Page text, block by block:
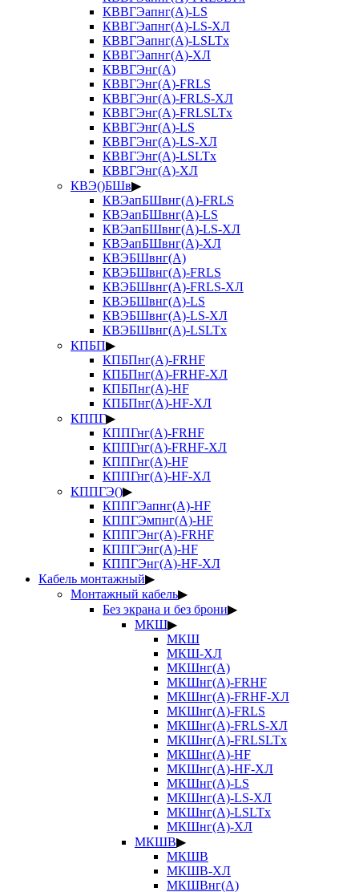
КВВГЭапнг(А)-LS
КВВГЭапнг(А)-LS-ХЛ
КВВГЭапнг(А)-LSLTx
КВВГЭапнг(А)-ХЛ
КВВГЭнг(А)
КВВГЭнг(А)-FRLS
КВВГЭнг(А)-FRLS-ХЛ
КВВГЭнг(А)-FRLSLTx
КВВГЭнг(А)-LS
КВВГЭнг(А)-LS-ХЛ
КВВГЭнг(А)-LSLTx
КВВГЭнг(А)-ХЛ
КВЭ()БШв▶
КВЭапБШвнг(А)-FRLS
КВЭапБШвнг(А)-LS
КВЭапБШвнг(А)-LS-ХЛ
КВЭапБШвнг(А)-ХЛ
КВЭБШвнг(А)
КВЭБШвнг(А)-FRLS
КВЭБШвнг(А)-FRLS-ХЛ
КВЭБШвнг(А)-LS
КВЭБШвнг(А)-LS-ХЛ
КВЭБШвнг(А)-LSLTx
КПБП▶
КПБПнг(А)-FRHF
КПБПнг(А)-FRHF-ХЛ
КПБПнг(А)-HF
КПБПнг(А)-HF-ХЛ
КППГ▶
КППГнг(А)-FRHF
КППГнг(А)-FRHF-ХЛ
КППГнг(А)-HF
КППГнг(А)-HF-ХЛ
КППГЭ()▶
КППГЭапнг(А)-HF
КППГЭмпнг(А)-HF
КППГЭнг(А)-FRHF
КППГЭнг(А)-HF
КППГЭнг(А)-HF-ХЛ
Кабель монтажный▶
Монтажный кабель▶
Без экрана и без брони▶
МКШ▶
МКШ
МКШ-ХЛ
МКШнг(А)
МКШнг(А)-FRHF
МКШнг(А)-FRHF-ХЛ
МКШнг(А)-FRLS
МКШнг(А)-FRLS-ХЛ
МКШнг(А)-FRLSLTx
МКШнг(А)-HF
МКШнг(А)-HF-ХЛ
МКШнг(А)-LS
МКШнг(А)-LS-ХЛ
МКШнг(А)-LSLTx
МКШнг(А)-ХЛ
МКШВ▶
МКШВ
МКШВ-ХЛ
МКШВнг(А)